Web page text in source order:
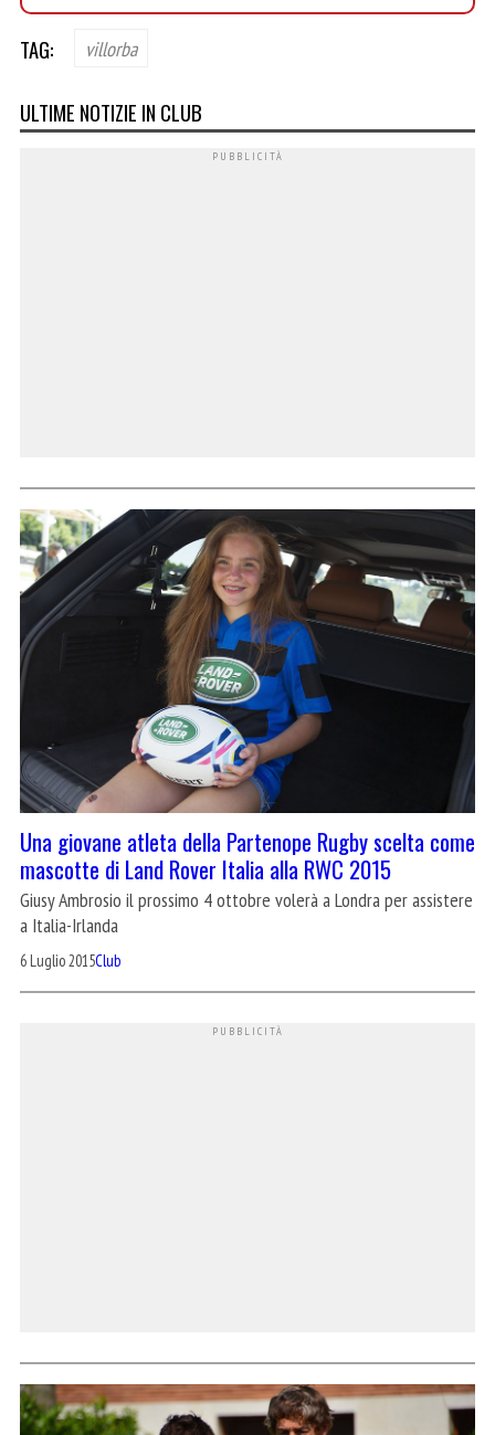
TAG: villorba
ULTIME NOTIZIE IN CLUB
Una giovane atleta della Partenope Rugby scelta come
mascotte di Land Rover Italia alla RWC 2015
Giusy Ambrosio il prossimo 4 ottobre volerà a Londra per assistere
a Italia-Irlanda
6 Luglio 2015Club